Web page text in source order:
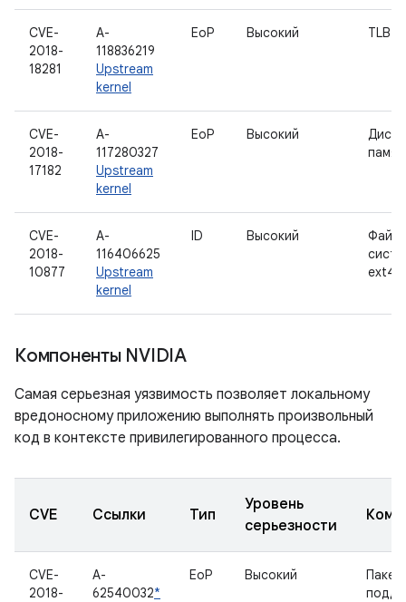
CVE-
2018-
18281
A-
118836219
Upstream
kernel
EoP Высокий TLB
CVE-
2018-
17182
A-
117280327
Upstream
kernel
EoP Высокий
CVE-
2018-
10877
A-
116406625
Upstream
kernel
ID Высокий
ext4
Компоненты NVIDIA
Самая серьезная уязвимость позволяет локальному
вредоносному приложению выполнять произвольный
код в контексте привилегированного процесса.
CVE Ссылки Тип
Уровень
серьезности
CVE-
2018-
A-
62540032*
EoP Высокий
Пакет